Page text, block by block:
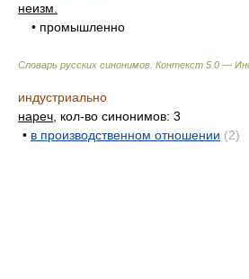
неизм.
• промышленно
Словарь русских синонимов. Контекст 5.0 —
индустриально
нареч , кол-во синонимов: 3
• в производственном отношении (2)